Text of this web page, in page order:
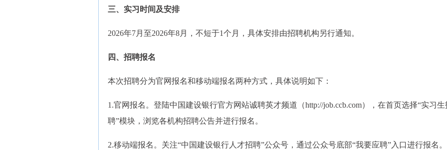
三、实习时间及安排
2026年7月至2026年8月，不短于1个月，具体安排由招聘机构另行通知。
四、招聘报名
本次招聘分为官网报名和移动端报名两种方式，具体说明如下：
1.官网报名。登陆中国建设银行官方网站诚聘英才频道（http://job.ccb.com），在首页选择“实习生
聘”模块，浏览各机构招聘公告并进行报名。
2.移动端报名。关注“中国建设银行人才招聘”公众号，通过公众号底部“我要应聘”入口进行报名。